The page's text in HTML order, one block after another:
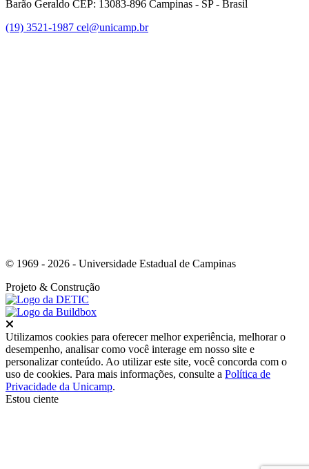
Barão Geraldo CEP: 13083-896 Campinas - SP - Brasil
(19) 3521-1987 cel@unicamp.br
© 1969 - 2026 - Universidade Estadual de Campinas
Projeto & Construção
Utilizamos cookies para oferecer melhor experiência, melhorar o
desempenho, analisar como você interage em nosso site e
personalizar conteúdo. Ao utilizar este site, você concorda com o
uso de cookies. Para mais informações, consulte a Política de
Privacidade da Unicamp.
Estou ciente